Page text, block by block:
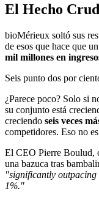
El Hecho
bioMérieux soltó sus
de esos que hace que
mil millones en
Seis punto dos por
¿Parece poco? Solo si
su conjunto está
creciendo seis veces
competidores. Eso no
El CEO Pierre Boulud,
una bazuca tras
"significantly outpacing
1%."